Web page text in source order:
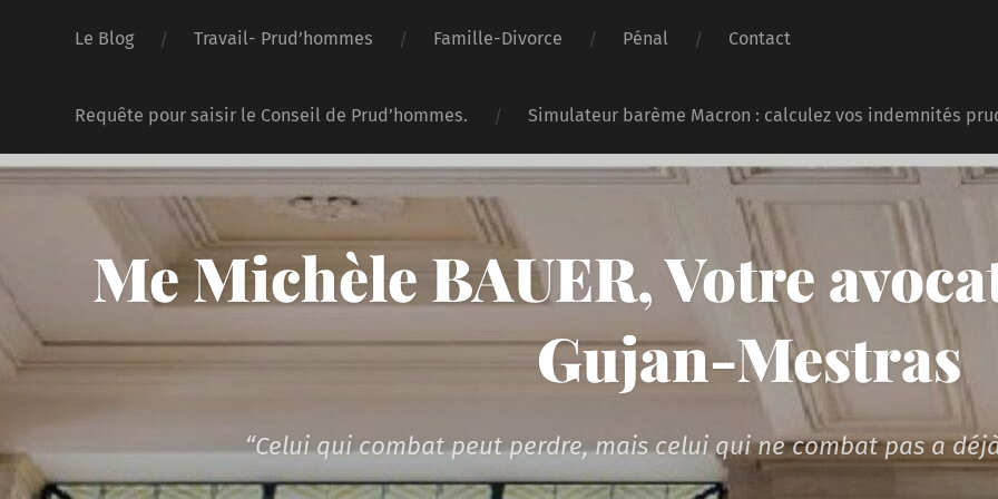
Le Blog Travail- Prud’hommes Famille-Divorce Pénal Contact
Requête pour saisir le Conseil de Prud’hommes. Simulateur barème Macron : calculez vos indemnités
Me Michèle BAUER, Votre
Gujan-Mestras
“Celui qui combat peut perdre, mais celui qui ne combat pas a